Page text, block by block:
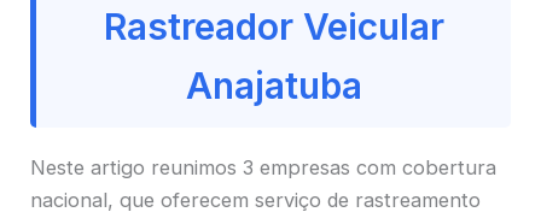
Rastreador Veicular
Anajatuba
Neste artigo reunimos 3 empresas com cobertura
nacional, que oferecem serviço de rastreamento